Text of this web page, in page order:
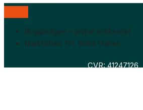
Boggaragen – online antikvariat
Marktoften 7H, 8464 Galten
CVR: 41247126